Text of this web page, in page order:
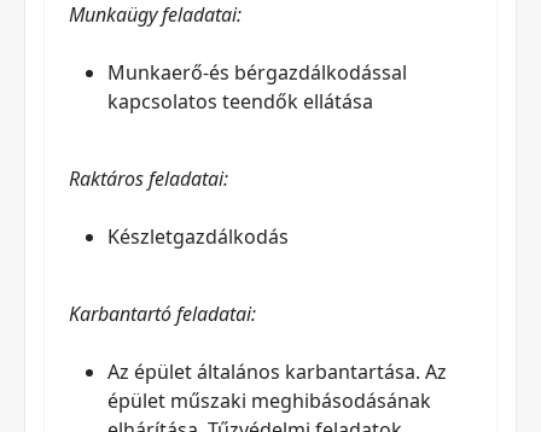
Munkaügy feladatai:
Munkaerő-és bérgazdálkodással
kapcsolatos teendők ellátása
Raktáros feladatai:
Készletgazdálkodás
Karbantartó feladatai:
Az épület általános karbantartása. Az
épület műszaki meghibásodásának